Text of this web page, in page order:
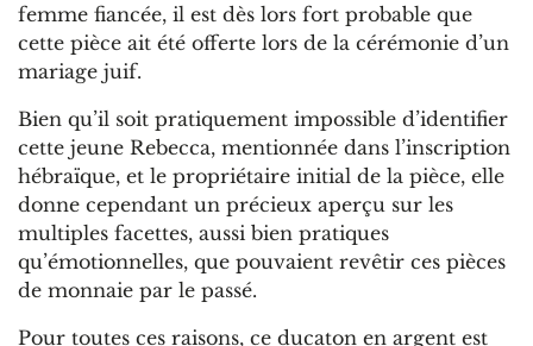
femme fiancée, il est dès lors fort probable que
cette pièce ait été offerte lors de la cérémonie d’un
mariage juif.
Bien qu’il soit pratiquement impossible d’identifier
cette jeune Rebecca, mentionnée dans l’inscription
hébraïque, et le propriétaire initial de la pièce, elle
donne cependant un précieux aperçu sur les
multiples facettes, aussi bien pratiques
qu’émotionnelles, que pouvaient revêtir ces pièces
de monnaie par le passé.
Pour toutes ces raisons, ce ducaton en argent est